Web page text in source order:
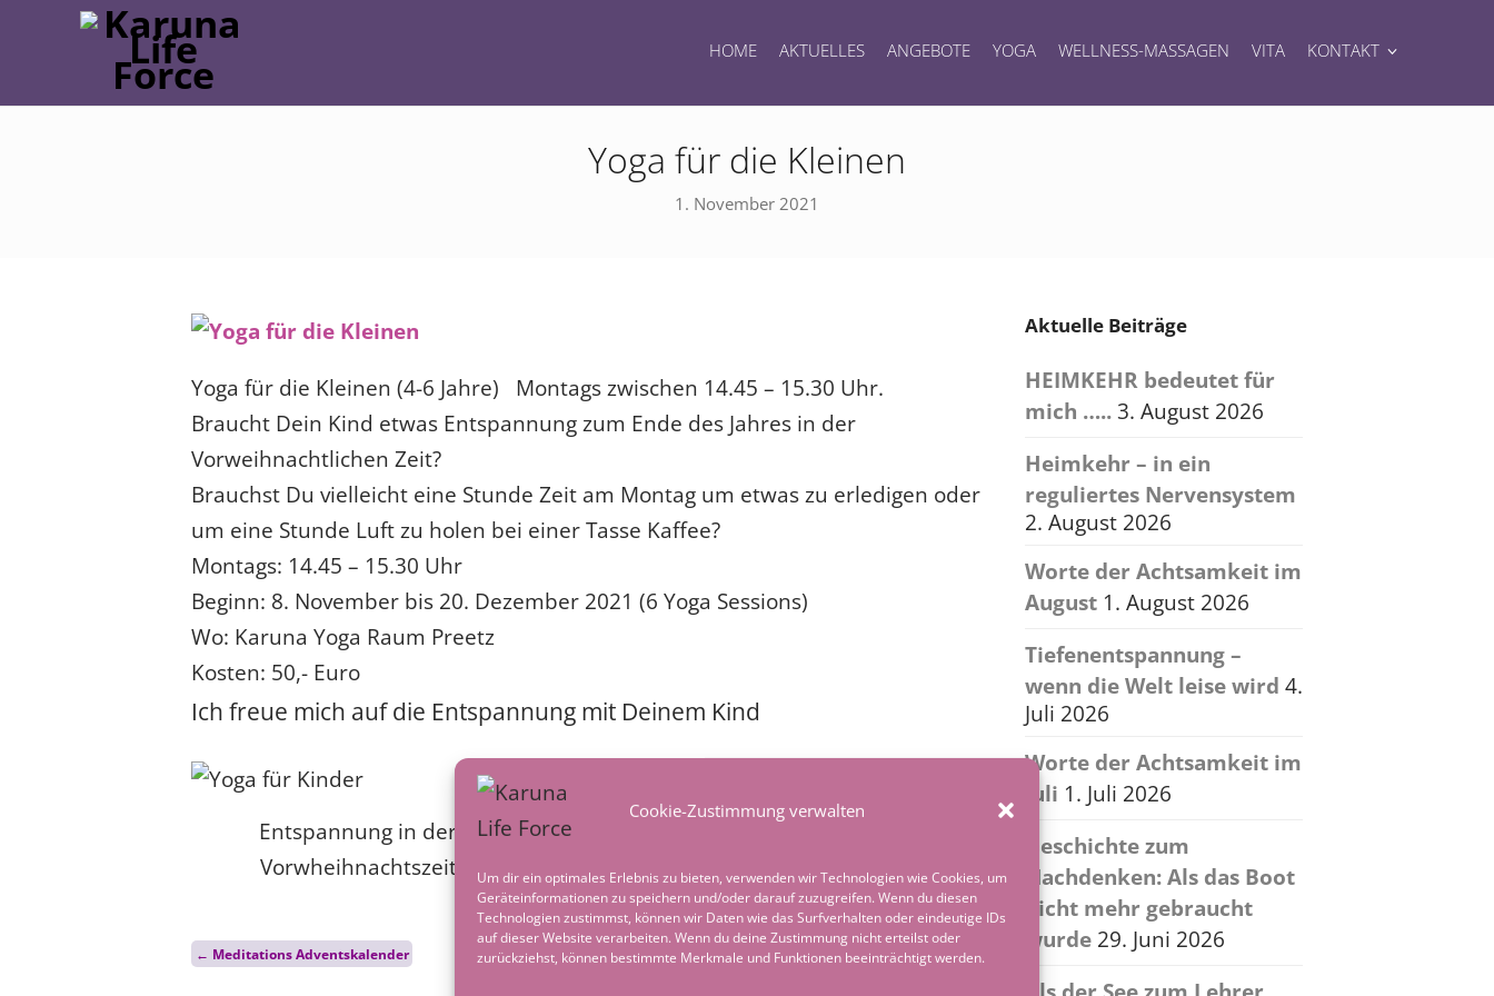
Cookie-Zustimmung verwalten
Um dir ein optimales Erlebnis zu bieten, verwenden wir Technologien wie Cookies, um
Geräteinformationen zu speichern und/oder darauf zuzugreifen. Wenn du diesen
Technologien zustimmst, können wir Daten wie das Surfverhalten oder eindeutige IDs
auf dieser Website verarbeiten. Wenn du deine Zustimmung nicht erteilst oder
zurückziehst, können bestimmte Merkmale und Funktionen beeinträchtigt werden.
HOME AKTUELLES ANGEBOTE YOGA WELLNESS-MASSAGEN VITA KONTAKT
Yoga für die Kleinen
1. November 2021
Yoga für die Kleinen (4-6 Jahre) Montags zwischen 14.45 – 15.30 Uhr.
Braucht Dein Kind etwas Entspannung zum Ende des Jahres in der
Vorweihnachtlichen Zeit?
Brauchst Du vielleicht eine Stunde Zeit am Montag um etwas zu erledigen oder
um eine Stunde Luft zu holen bei einer Tasse Kaffee?
Montags: 14.45 – 15.30 Uhr
Beginn: 8. November bis 20. Dezember 2021 (6 Yoga Sessions)
Wo: Karuna Yoga Raum Preetz
Kosten: 50,- Euro
Ich freue mich auf die Entspannung mit Deinem Kind
Entspannung in der
Vorwheihnachtszeit
Post
← Meditations Adventskalender Entspannung am Abend→
Aktuelle Beiträge
HEIMKEHR bedeutet für
mich …..3. August 2026
Heimkehr – in ein
reguliertes Nervensystem
2. August 2026
Worte der Achtsamkeit im
August 1. August 2026
Tiefenentspannung –
wenn die Welt leise wird 4.
Juli 2026
Worte der Achtsamkeit im
Juli 1. Juli 2026
Geschichte zum
Nachdenken: Als das Boot
nicht mehr gebraucht
wurde 29. Juni 2026